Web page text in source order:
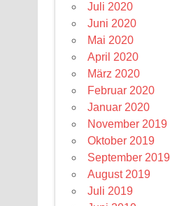
Juli 2020
Juni 2020
Mai 2020
April 2020
März 2020
Februar 2020
Januar 2020
November 2019
Oktober 2019
September 2019
August 2019
Juli 2019